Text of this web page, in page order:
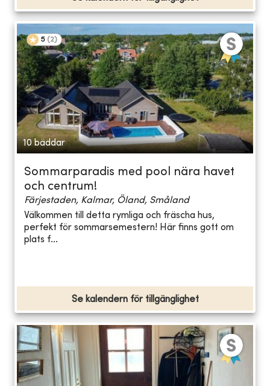
5 (2)
10 bäddar
Sommarparadis med pool nära havet
och centrum!
Färjestaden, Kalmar, Öland, Småland
Välkommen till detta rymliga och fräscha hus,
perfekt för sommarsemestern! Här finns gott om
plats f...
Se kalendern för tillgänglighet